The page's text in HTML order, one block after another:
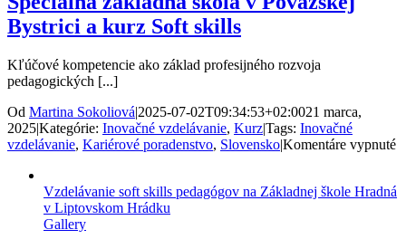
Bystrici a kurz Soft skills
Kľúčové kompetencie ako základ profesijného rozvoja
pedagogických [...]
Od Martina Sokoliová|2025-07-02T09:34:53+02:0021 marca,
2025|Kategórie: Inovačné vzdelávanie, Kurz|Tags: Inovačné
vzdelávanie, Kariérové poradenstvo, Slovensko|Komentáre vypnuté
Vzdelávanie soft skills pedagógov na Základnej škole Hradná
v Liptovskom Hrádku
Gallery